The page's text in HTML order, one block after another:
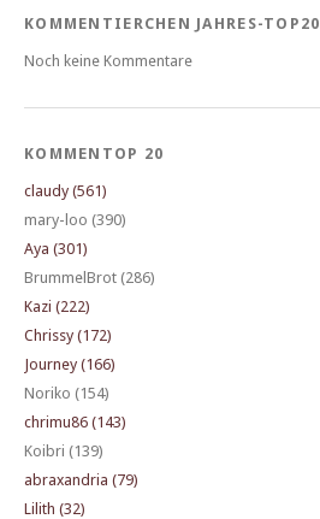
KOMMENTIERCHEN JAHRES-TOP20
Noch keine Kommentare
KOMMENTOP 20
claudy (561)
mary-loo (390)
Aya (301)
BrummelBrot (286)
Kazi (222)
Chrissy (172)
Journey (166)
Noriko (154)
chrimu86 (143)
Koibri (139)
abraxandria (79)
Lilith (32)